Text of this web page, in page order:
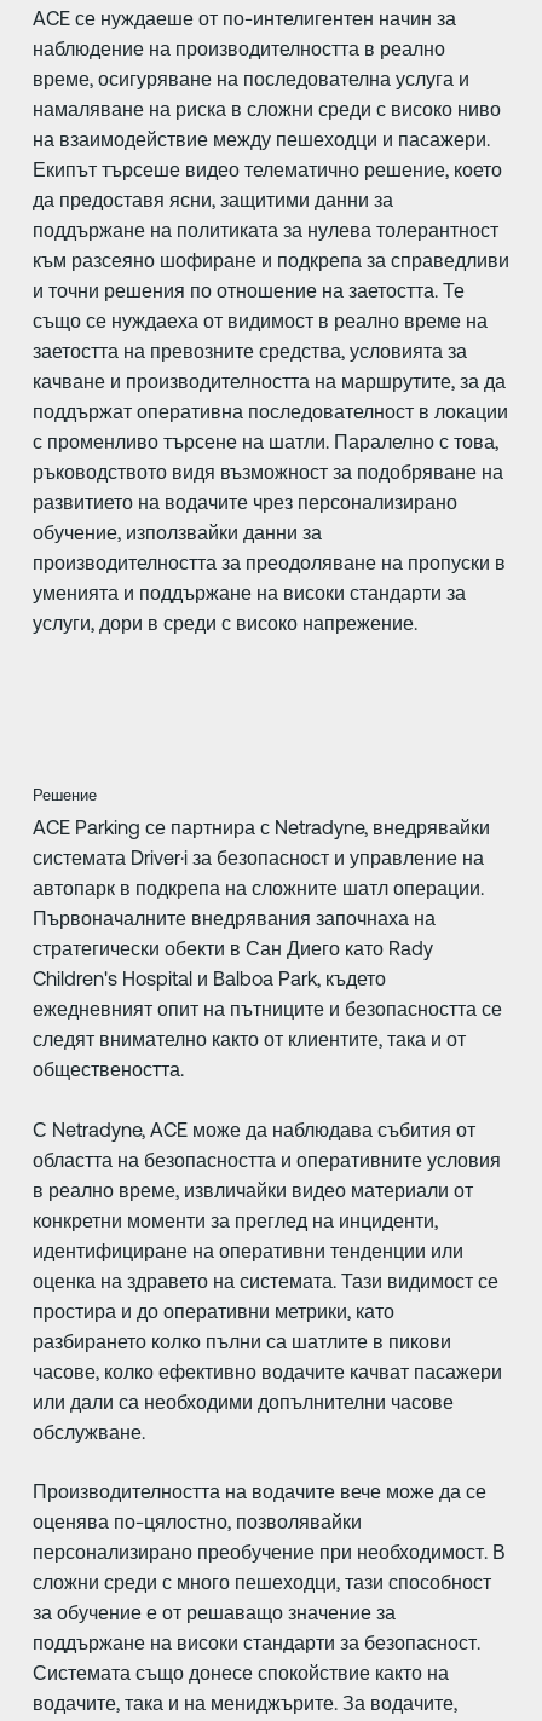
ACE се нуждаеше от по-интелигентен начин за
наблюдение на производителността в реално
време, осигуряване на последователна услуга и
намаляване на риска в сложни среди с високо ниво
на взаимодействие между пешеходци и пасажери.
Екипът търсеше видео телематично решение, което
да предоставя ясни, защитими данни за
поддържане на политиката за нулева толерантност
към разсеяно шофиране и подкрепа за справедливи
и точни решения по отношение на заетостта. Те
също се нуждаеха от видимост в реално време на
заетостта на превозните средства, условията за
качване и производителността на маршрутите, за да
поддържат оперативна последователност в локации
с променливо търсене на шатли. Паралелно с това,
ръководството видя възможност за подобряване на
развитието на водачите чрез персонализирано
обучение, използвайки данни за
производителността за преодоляване на пропуски в
уменията и поддържане на високи стандарти за
услуги, дори в среди с високо напрежение.
Решение
ACE Parking се партнира с Netradyne, внедрявайки
системата Driver·i за безопасност и управление на
автопарк в подкрепа на сложните шатл операции.
Първоначалните внедрявания започнаха на
стратегически обекти в Сан Диего като Rady
Children's Hospital и Balboa Park, където
ежедневният опит на пътниците и безопасността се
следят внимателно както от клиентите, така и от
обществеността.
С Netradyne, ACE може да наблюдава събития от
областта на безопасността и оперативните условия
в реално време, извличайки видео материали от
конкретни моменти за преглед на инциденти,
идентифициране на оперативни тенденции или
оценка на здравето на системата. Тази видимост се
простира и до оперативни метрики, като
разбирането колко пълни са шатлите в пикови
часове, колко ефективно водачите качват пасажери
или дали са необходими допълнителни часове
обслужване.
Производителността на водачите вече може да се
оценява по-цялостно, позволявайки
персонализирано преобучение при необходимост. В
сложни среди с много пешеходци, тази способност
за обучение е от решаващо значение за
поддържане на високи стандарти за безопасност.
Системата също донесе спокойствие както на
водачите, така и на мениджърите. За водачите,